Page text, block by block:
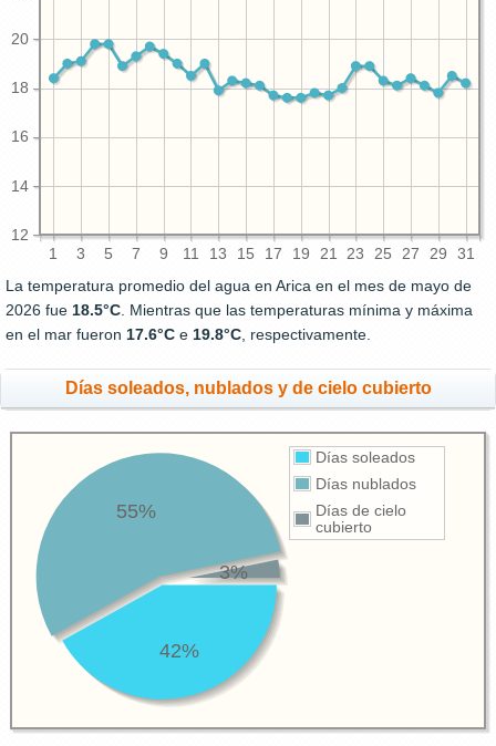
1 3 5 7 9 11 13 15 17 19 21 23 25 27 29 31
12
14
16
18
20
La temperatura promedio del agua en Arica en el mes de mayo de
2026 fue 18.5°C. Mientras que las temperaturas mínima y máxima
en el mar fueron 17.6°C e 19.8°C, respectivamente.
Días soleados, nublados y de cielo cubierto
Días soleados
Días nublados
Días de cielo
cubierto
42%
55%
3%